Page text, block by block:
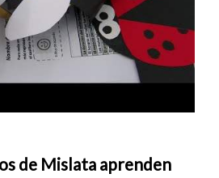
de Mislata aprenden